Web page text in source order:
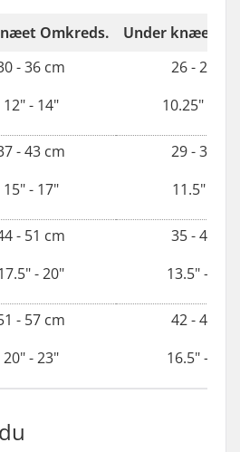
Omkreds. Under knæet
- 36 cm
12" - 14"
26 - 29 cm
10.25" -
- 43 cm
15" - 17"
29 - 33 cm
11.5" - 13"
- 51 cm
- 20"
35 - 40 cm
13.5" -
- 57 cm
20" - 23"
42 - 47 cm
16.5" -